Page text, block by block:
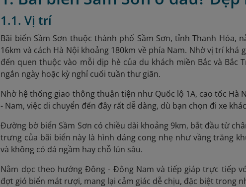
1.1. Vị trí
Bãi biển Sầm Sơn thuộc thành phố Sầm Sơn, tỉnh Thanh Hóa,
16km và cách Hà Nội khoảng 180km về phía Nam. Nhờ vị trí
đến quen thuộc vào mỗi dịp hè của du khách miền Bắc và Bắc
ngắn ngày hoặc kỳ nghỉ cuối tuần thư giãn.
Nhờ hệ thống giao thông thuận tiện như Quốc lộ 1A, cao tốc Hà
- Nam, việc di chuyển đến đây rất dễ dàng, dù bạn chọn đi xe
Đường bờ biển Sầm Sơn có chiều dài khoảng 9km, bắt đầu từ
trưng của bãi biển này là hình dáng cong nhẹ như vầng trăng
và không có đá ngầm hay chỗ lún sâu.
Nằm dọc theo hướng Đông - Đông Nam và tiếp giáp trực tiếp
đợt gió biển mát rượi, mang lại cảm giác dễ chịu, đặc biệt trong